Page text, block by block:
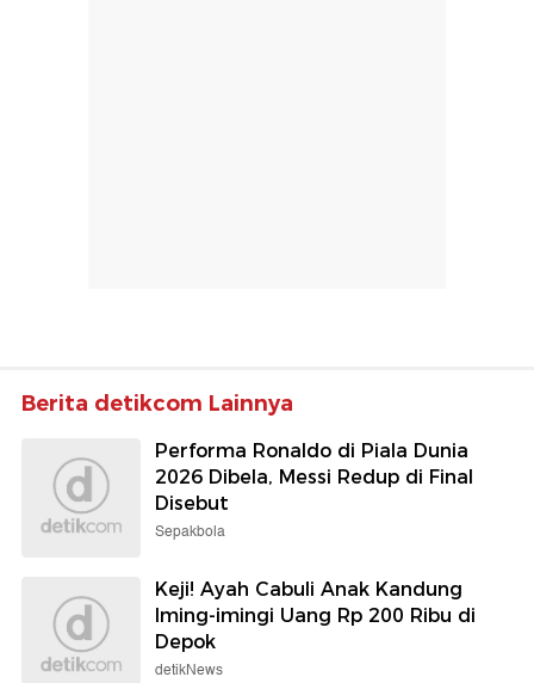
Berita detikcom Lainnya
Performa Ronaldo di Piala Dunia
2026 Dibela, Messi Redup di Final
Disebut
Sepakbola
Keji! Ayah Cabuli Anak Kandung
Iming-imingi Uang Rp 200 Ribu di
Depok
detikNews